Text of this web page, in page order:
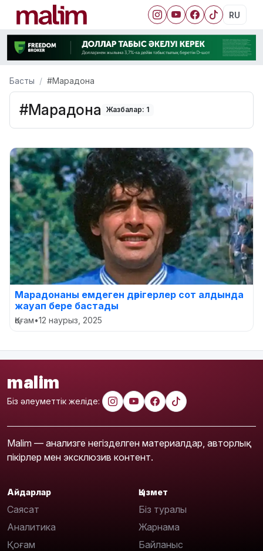
RU
Басты #Марадона
#Марадона Жазбалар: 1
Марадонаны емдеген дәрігерлер сот алдында
жауап бере бастады
Қоғам•12 наурыз, 2025
malim
Біз әлеуметтік желіде:
Malim — анализге негізделген материалдар, авторлық
пікірлер мен эксклюзив контент.
Айдарлар
Саясат
Аналитика
Қоғам
Қызмет
Біз туралы
Жарнама
Байланыс